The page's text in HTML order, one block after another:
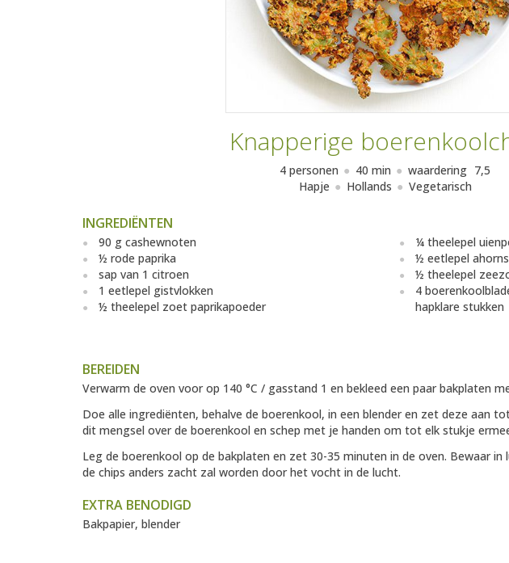
Knapperige
4 personen 40 min waardering 7,5
Hapje
Hollands Vegetarisch
INGREDIËNTEN
90 g cashewnoten
½ rode paprika
sap van 1 citroen
1 eetlepel gistvlokken
½ theelepel zoet paprikapoeder
¼ theelepel
½ eetlepel
½ theelepel
4
hapklare stukken
BEREIDEN
Verwarm de oven voor op 140 °C / gasstand 1 en bekleed een paar bakplaten
Doe alle ingrediënten, behalve de boerenkool, in een blender en zet deze aan
dit mengsel over de boerenkool en schep met je handen om tot elk stukje
Leg de boerenkool op de bakplaten en zet 30-35 minuten in de oven. Bewaar
de chips anders zacht zal worden door het vocht in de lucht.
EXTRA BENODIGD
Bakpapier, blender